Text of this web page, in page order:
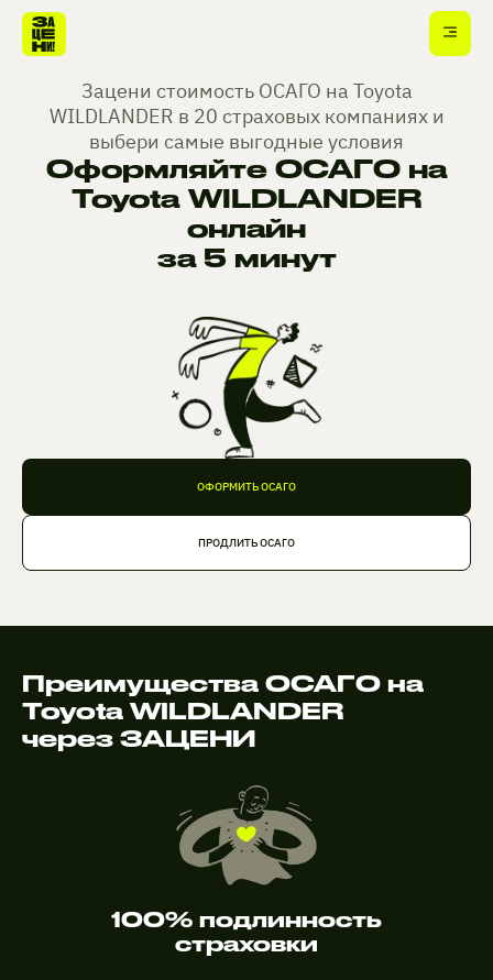
Зацени стоимость ОСАГО на Toyota
WILDLANDER в 20 страховых компаниях и
выбери самые выгодные условия
Оформляйте ОСАГО на
Toyota WILDLANDER
онлайн
за 5 минут
ОФОРМИТЬ ОСАГО
ПРОДЛИТЬ ОСАГО
Преимущества ОСАГО на
Toyota WILDLANDER
через ЗАЦЕНИ
100% подлинность
страховки